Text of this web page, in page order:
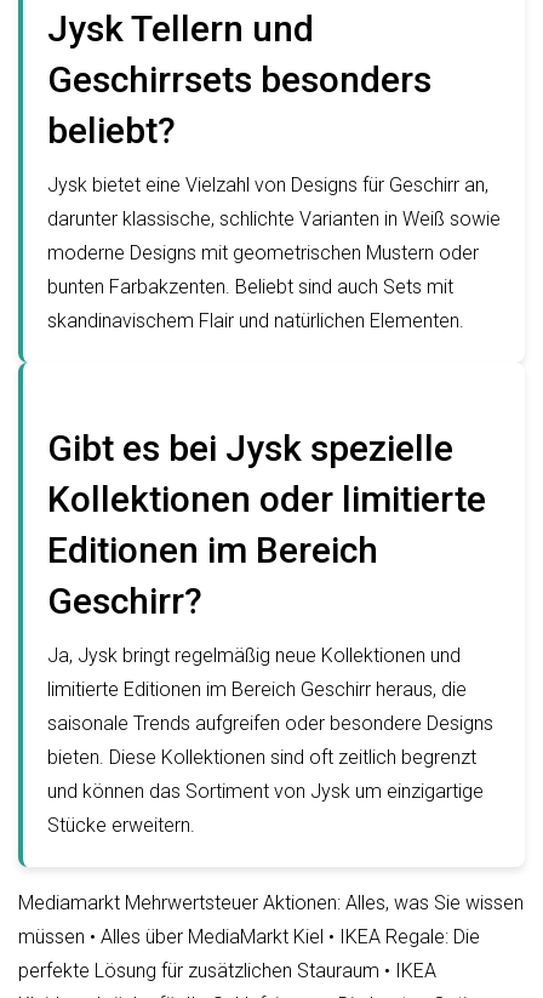
Jysk Tellern und
Geschirrsets besonders
beliebt?
Jysk bietet eine Vielzahl von Designs für Geschirr an,
darunter klassische, schlichte Varianten in Weiß sowie
moderne Designs mit geometrischen Mustern oder
bunten Farbakzenten. Beliebt sind auch Sets mit
skandinavischem Flair und natürlichen Elementen.
Gibt es bei Jysk spezielle
Kollektionen oder limitierte
Editionen im Bereich
Geschirr?
Ja, Jysk bringt regelmäßig neue Kollektionen und
limitierte Editionen im Bereich Geschirr heraus, die
saisonale Trends aufgreifen oder besondere Designs
bieten. Diese Kollektionen sind oft zeitlich begrenzt
und können das Sortiment von Jysk um einzigartige
Stücke erweitern.
Mediamarkt Mehrwertsteuer Aktionen: Alles, was Sie wissen
müssen • Alles über MediaMarkt Kiel •
IKEA Regale: Die
perfekte Lösung für zusätzlichen Stauraum •
IKEA